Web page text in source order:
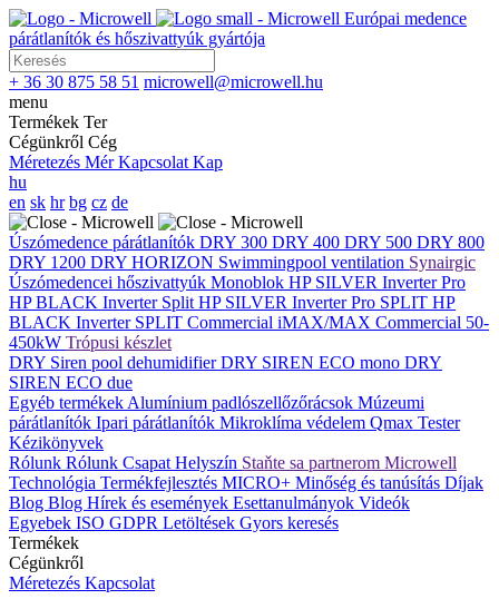
Európai medence
párátlanítók és hőszivattyúk gyártója
+ 36 30 875 58 51 microwell@microwell.hu
menu
Termékek Ter
Cégünkről Cég
Méretezés Mér Kapcsolat Kap
hu
en sk hr bg cz de
Úszómedence párátlanítók DRY 300 DRY 400 DRY 500 DRY 800
DRY 1200 DRY HORIZON Swimmingpool ventilation Synairgic
Úszómedencei hőszivattyúk Monoblok HP SILVER Inverter Pro
HP BLACK Inverter Split HP SILVER Inverter Pro SPLIT HP
BLACK Inverter SPLIT Commercial iMAX/MAX Commercial 50-
450kW Trópusi készlet
DRY Siren pool dehumidifierDRY SIREN ECO mono DRY
SIREN ECO due
Egyéb termékek Alumínium padlószellőzőrácsok Múzeumi
párátlanítók Ipari párátlanítók Mikroklíma védelem Qmax Tester
Kézikönyvek
Rólunk Rólunk Csapat Helyszín Staňte sa partnerom Microwell
Technológia Termékfejlesztés MICRO+ Minőség és tanúsítás Díjak
Blog Blog Hírek és események Esettanulmányok Videók
Egyebek ISO GDPR Letöltések Gyors keresés
Termékek
Cégünkről
Méretezés Kapcsolat